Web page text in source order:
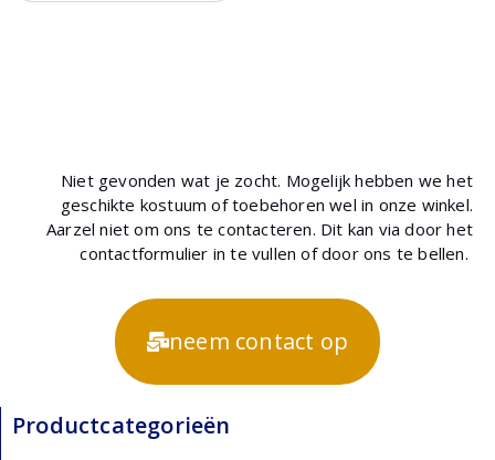
Niet gevonden wat je zocht. Mogelijk hebben we het
geschikte kostuum of toebehoren wel in onze winkel.
Aarzel niet om ons te contacteren. Dit kan via door het
contactformulier in te vullen of door ons te bellen.
neem contact op
Productcategorieën